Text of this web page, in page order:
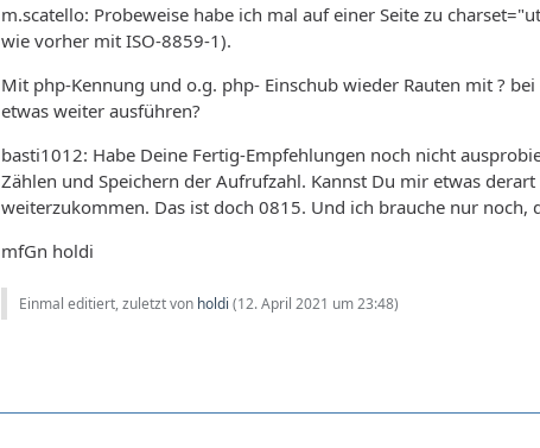
m.scatello: Probeweise habe ich mal auf einer Seite zu
wie vorher mit ISO-8859-1).
Mit php-Kennung und o.g. php- Einschub wieder Rauten mit ?
etwas weiter ausführen?
basti1012: Habe Deine Fertig-Empfehlungen noch nicht
Zählen und Speichern der Aufrufzahl. Kannst Du mir etwas
weiterzukommen. Das ist doch 0815. Und ich brauche nur
mfGn holdi
Einmal editiert, zuletzt von holdi (12. April 2021 um 23:48)